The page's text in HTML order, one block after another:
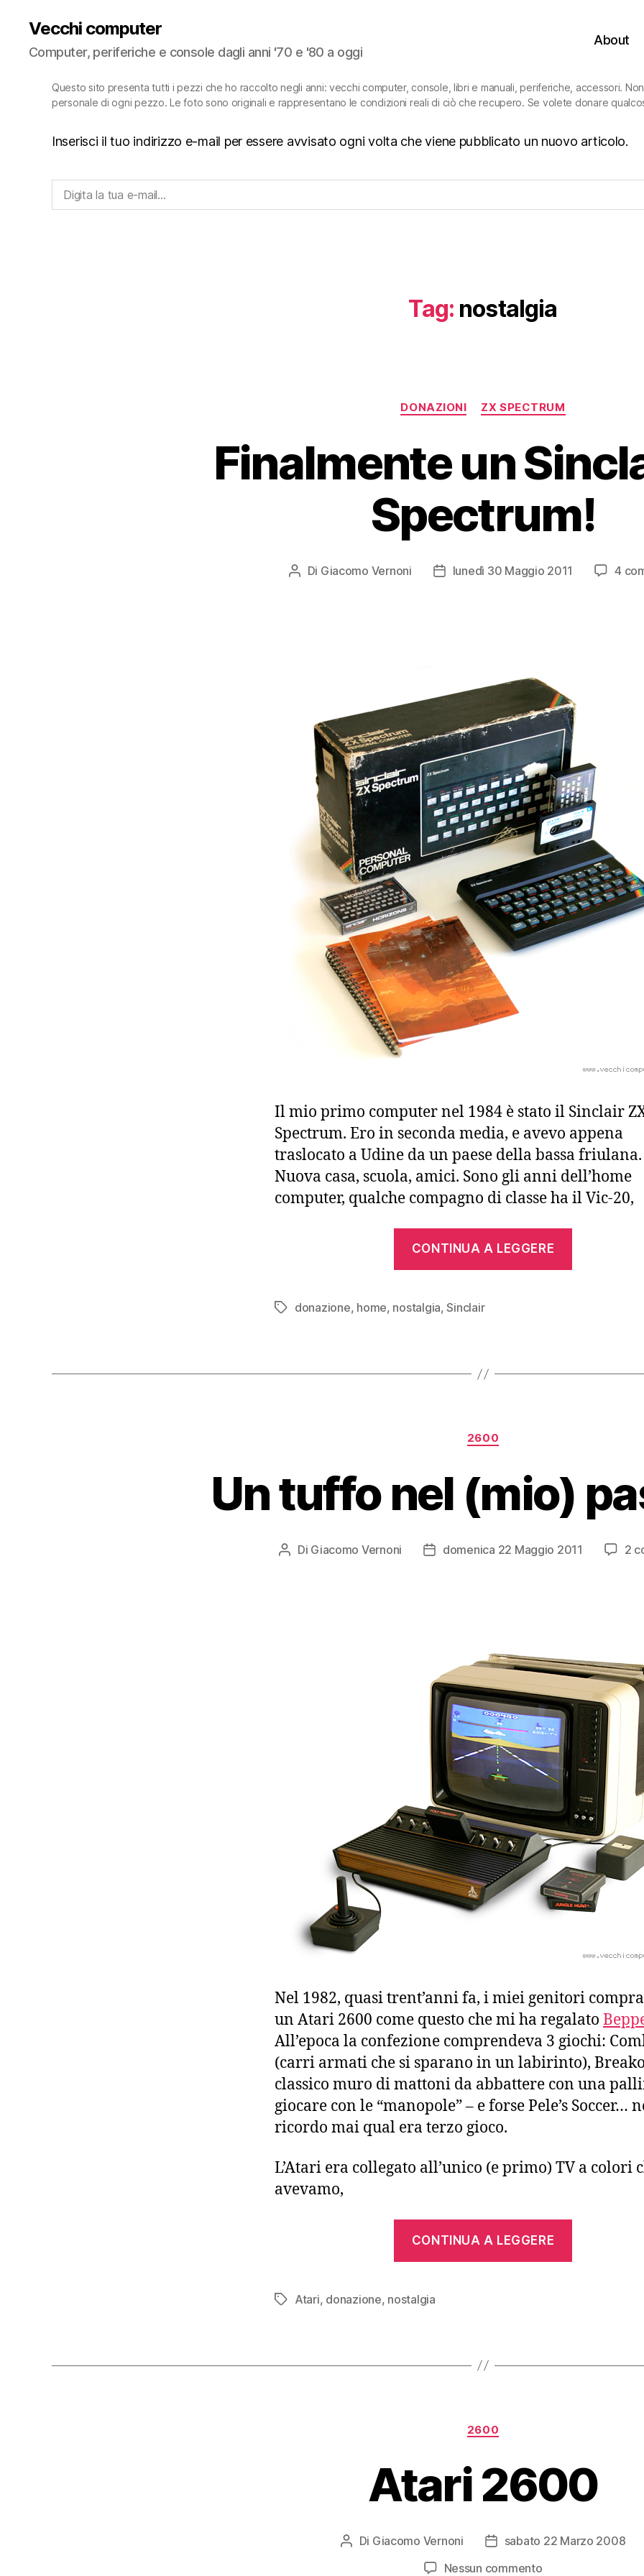
Vecchi computer
Computer, periferiche e console dagli anni '70 e '80 a oggi
About
Questo sito presenta tutti i pezzi che ho raccolto negli anni: vecchi computer, console, libri e manuali, periferiche, accessori.
personale di ogni pezzo. Le foto sono originali e rappresentano le condizioni reali di ciò che recupero. Se volete donare
Inserisci il tuo indirizzo e-mail per essere avvisato ogni volta che viene pubblicato un nuovo articolo.
Digita la tua e-mail...
Tag: nostalgia
Categorie
DONAZIONI ZX SPECTRUM
Finalmente un
Spectrum!
Autore
Di Giacomo Vernoni
Datalunedì 30 Maggio 2011 4
Il mio primo computer nel 1984 è stato il Sinclair
Spectrum. Ero in seconda media, e avevo appena
traslocato a Udine da un paese della bassa friulana.
Nuova casa, scuola, amici. Sono gli anni dell’home
computer, qualche compagno di classe ha il Vic-20,
CONTINUA A LEGGERE
Tag donazione, home, nostalgia,Sinclair
Categorie
2600
Un tuffo nel (mio)
Autore
Di Giacomo Vernoni
Datadomenica 22 Maggio 2011 2
Nel 1982, quasi trent’anni fa, i miei genitori
un Atari 2600 come questo che mi ha regalato
All’epoca la confezione comprendeva 3 giochi:
(carri armati che si sparano in un labirinto),
classico muro di mattoni da abbattere con una
giocare con le “manopole” – e forse Pele’s Soccer…
ricordo mai qual era terzo gioco.
L’Atari era collegato all’unico (e primo) TV a colori
avevamo,
CONTINUA A LEGGERE
Tag Atari, donazione, nostalgia
Categorie
2600
Atari 2600
Autore
Di Giacomo Vernoni
Datasabato 22 Marzo 2008
Nessun commentosu